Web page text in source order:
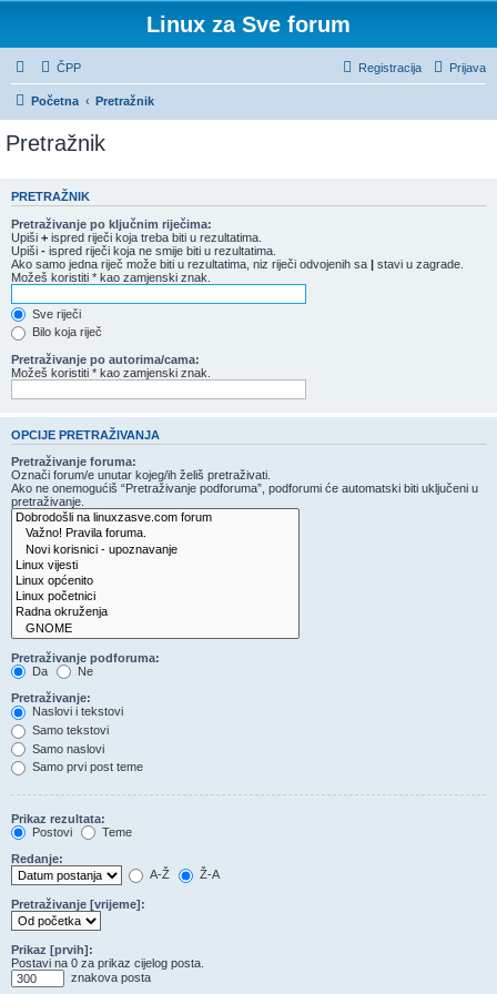
Linux za Sve forum
ČPP Prijava
Registracija
Početna Pretražnik
Pretražnik
PRETRAŽNIK
Pretraživanje po ključnim riječima:
Upiši + ispred riječi koja treba biti u rezultatima.
Upiši - ispred riječi koja ne smije biti u rezultatima.
Ako samo jedna riječ može biti u rezultatima, niz riječi odvojenih sa | stavi u zagrade.
Možeš koristiti * kao zamjenski znak.
Sve riječi
Bilo koja riječ
Pretraživanje po autorima/cama:
Možeš koristiti * kao zamjenski znak.
OPCIJE PRETRAŽIVANJA
Pretraživanje foruma:
Označi forum/e unutar kojeg/ih želiš pretraživati.
Ako ne onemogućiš “Pretraživanje podforuma”, podforumi će automatski biti uključeni u
pretraživanje.
Pretraživanje podforuma:
Da
Ne
Pretraživanje:
Naslovi i tekstovi
Samo tekstovi
Samo naslovi
Samo prvi post teme
Prikaz rezultata:
Postovi
Teme
Redanje:
A-Ž
Ž-A
Pretraživanje [vrijeme]:
Prikaz [prvih]:
Postavi na 0 za prikaz cijelog posta.
znakova posta